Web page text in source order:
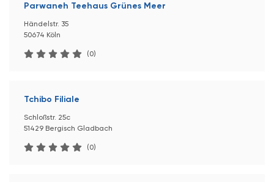
Parwaneh Teehaus Grünes Meer
Händelstr. 35
50674 Köln
(0)
Tchibo Filiale
Schloßstr. 25c
51429 Bergisch Gladbach
(0)